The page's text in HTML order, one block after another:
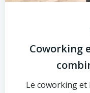
Coworking
Le coworking et